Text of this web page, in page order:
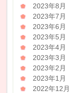
2023年8月
2023年7月
2023年6月
2023年5月
2023年4月
2023年3月
2023年2月
2023年1月
2022年12月